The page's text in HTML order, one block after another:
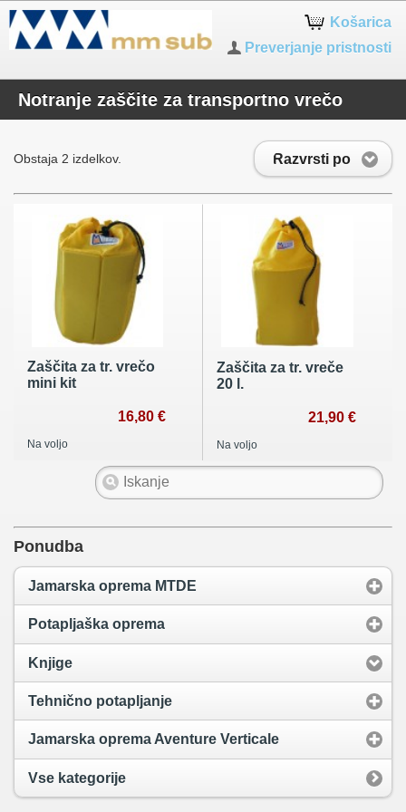
Košarica
Preverjanje pristnosti
Notranje zaščite za transportno vrečo
Razvrsti po
Obstaja 2 izdelkov.
Zaščita za tr. vrečo
mini kit
16,80 €
Na voljo
Zaščita za tr. vreče
20 l.
21,90 €
Na voljo
Ponudba
Jamarska oprema MTDE
Potapljaška oprema
Knjige
Tehnično potapljanje
Jamarska oprema Aventure Verticale
Vse kategorije